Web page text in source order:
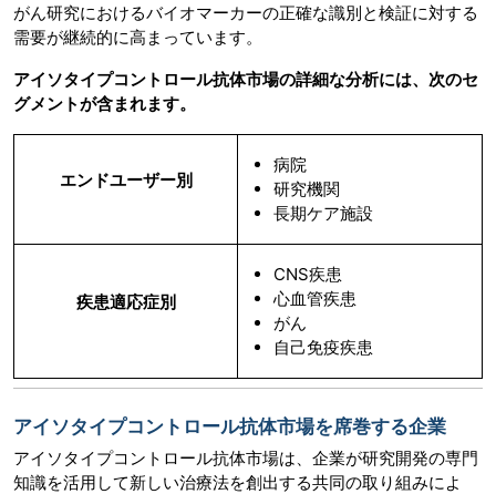
がん研究におけるバイオマーカーの正確な識別と検証に対する
需要が継続的に高まっています。
アイソタイプコントロール抗体市場の詳細な分析には、次のセ
グメントが含まれます。
エンドユーザー別
病院
研究機関
長期ケア施設
疾患適応症別
CNS疾患
心血管疾患
がん
自己免疫疾患
アイソタイプコントロール抗体市場を席巻する企業
アイソタイプコントロール抗体市場は、企業が研究開発の専門
知識を活用して新しい治療法を創出する共同の取り組みによ